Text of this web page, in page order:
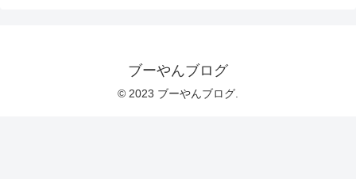
ブーやんブログ
© 2023 ブーやんブログ.